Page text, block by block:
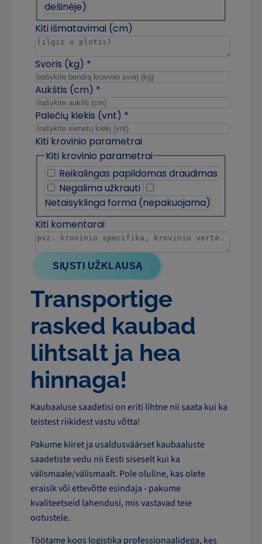
Transportige
rasked kaubad
lihtsalt ja hea
hinnaga!
Kaubaaluse saadetisi on eriti lihtne nii saata kui ka
teistest riikidest vastu võtta!
Pakume kiiret ja usaldusväärset kaubaaluste
saadetiste vedu nii Eesti siseselt kui ka
välismaale/välismaalt. Pole oluline, kas olete
eraisik või ettevõtte esindaja - pakume
kvaliteetseid lahendusi, mis vastavad teie
ootustele.
Töötame koos logistika professionaalidega, kes